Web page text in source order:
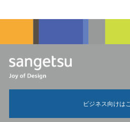
ビジネス向けは